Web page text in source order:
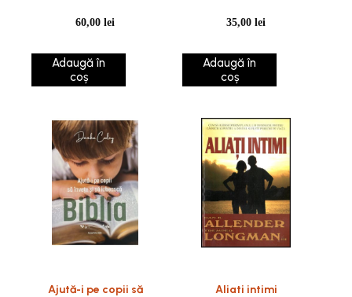
60,00lei
Adaugă în
coș
înfruntarea realităților
lor
35,00lei
Adaugă în
coș
Ajută-i pe copii să
Aliati intimi